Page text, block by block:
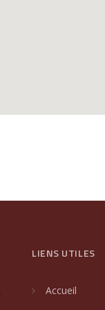
LIENS UTILES
Accueil